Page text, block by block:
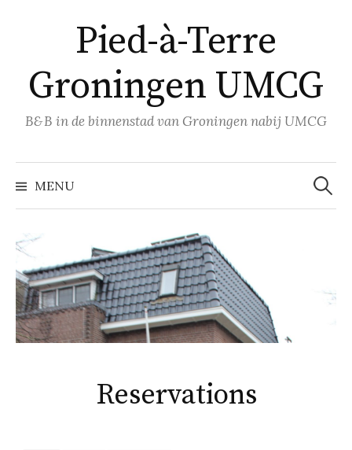
Pied-à-Terre
Groningen UMCG
B&B in de binnenstad van Groningen nabij UMCG
MENU
Zoeken
naar:
Reservations